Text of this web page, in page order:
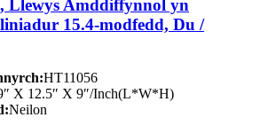
Llewys Amddiffynnol yn
15.4-modfedd, Du /
HT11056
X 12.5″ X 9″/Inch(L*W*H)
Neilon